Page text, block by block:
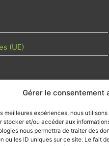
Gérer le consentement
meilleures expériences, nous
stocker et/ou accéder aux
nous permettra de traiter des
ou les ID uniques sur ce site. Le fait
(UE)
DE LA FILIÈRE
les articles terrain de nos
vous importants de la filière, nos